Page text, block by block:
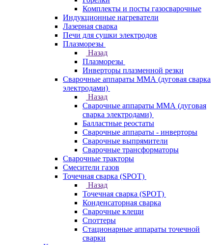
Комплекты и посты газосварочные
Индукционные нагреватели
Лазерная сварка
Печи для сушки электродов
Плазморезы
Назад
Плазморезы
Инверторы плазменной резки
Сварочные аппараты ММА (дуговая сварка
электродами)
Назад
Сварочные аппараты ММА (дуговая
сварка электродами)
Балластные реостаты
Сварочные аппараты - инверторы
Сварочные выпрямители
Сварочные трансформаторы
Сварочные тракторы
Смесители газов
Точечная сварка (SPOT)
Назад
Точечная сварка (SPOT)
Конденсаторная сварка
Сварочные клещи
Споттеры
Стационарные аппараты точечной
сварки